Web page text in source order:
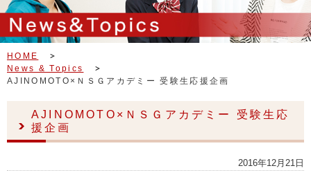
HOME
News & Topics
AJINOMOTO×ＮＳＧアカデミー 受験生応援企画
AJINOMOTO×ＮＳＧアカデミー 受験生応
援企画
2016年12月21日